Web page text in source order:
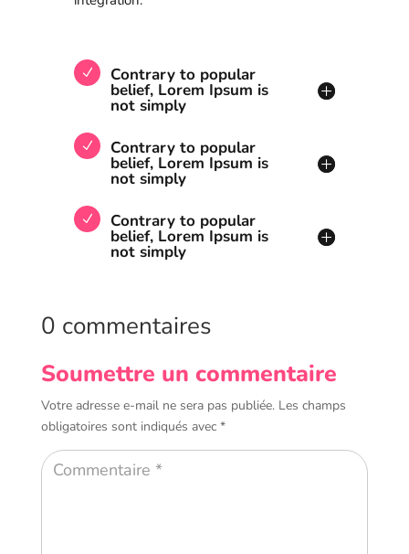
Contrary to popular
belief, Lorem Ipsum is
not simply
Contrary to popular
belief, Lorem Ipsum is
not simply
Contrary to popular
belief, Lorem Ipsum is
not simply
0 commentaires
Soumettre un commentaire
Votre adresse e-mail ne sera pas publiée. Les champs
obligatoires sont indiqués avec *